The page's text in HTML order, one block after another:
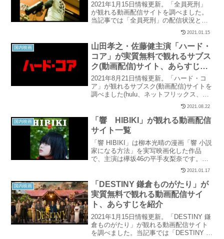
2021年1月15日情報更新。「全員死刑」
が観れる動画配信サイトを調べました。
当記事では「全員死刑」の配信状況と、
実質無料で観れるサイトを紹介していま
2021.01.15
国内映画
山田孝之・佐藤健主演「ハード・
コア」が実質無料で観れるサブス
ク(動画配信)サイト、あらすじを
紹介
2021年8月21日情報更新。「ハード・コ
ア」が観れるサブスク(動画配信)サイトを
調べました(hulu、ネットフリックス、U-
NEXT、パラビ、ユーチューブ、アマゾン
など15社を調査)。当記事では「ハード・
コア」の配信状況と、実質無料で観れる
サイトを紹介しています。
2021.08.22
国内映画
「響 HIBIKI」が観れる動画配信
サイト一覧
「響 HIBIKI」は柳本光晴の漫画「響 小説
家になる方法」を実写映画化した作品
で、主演は欅坂46の平手友梨奈です。原
作の漫画は『ビッグコミックスペリオー
ル』にて、2014年から2019年まで連載さ
れ、累計発行部数は233万部を突破してい
る...
2021.01.17
国内映画
「DESTINY 鎌倉ものがたり」が
実質無料で観れる動画配信サイ
ト、あらすじを紹介
2021年1月15日情報更新。「DESTINY 鎌
倉ものがたり」が観れる動画配信サイト
を調べました。当記事では「DESTINY 鎌